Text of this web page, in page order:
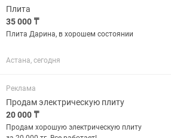
Плита
35 000 ₸
Плита Дарина, в хорошем состоянии
Астана, сегодня
Реклама
Продам электрическую плиту
20 000 ₸
Продам хорошую электрическую плиту